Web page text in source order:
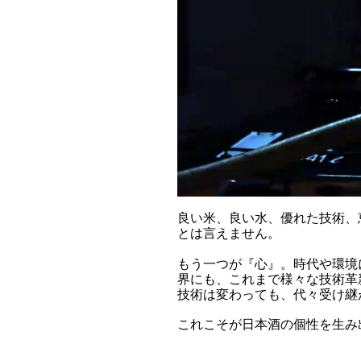
良い米、良い水、優れた技術
とは言えません。
もう一つが『心』。時代や環
界にも、これまで様々な技術
技術は変わっても、代々受け
これこそが日本酒の個性を生